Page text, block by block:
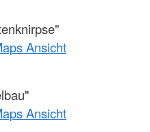
Ansicht
Ansicht